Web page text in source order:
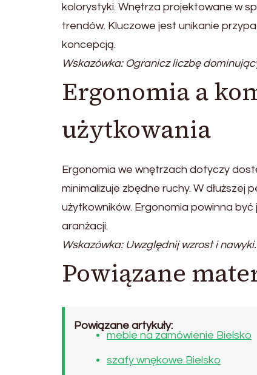
kolorystyki. Wnętrza projektowane w
trendów. Kluczowe jest unikanie
koncepcją.
Wskazówka: Ogranicz liczbę
Ergonomia a
użytkowania
Ergonomia we wnętrzach dotyczy
minimalizuje zbędne ruchy. W
użytkowników. Ergonomia powinna
aranżacji.
Wskazówka: Uwzględnij wzrost i nawyki.
Powiązane
Powiązane artykuły:
meble na zamówienie Bielsko
szafy wnękowe Bielsko